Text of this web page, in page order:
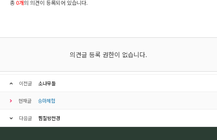
총 0개의 의견이 등록되어 있습니다.
의견글 등록 권한이 없습니다.
이전글 소나무들
현재글 승마체험
다음글 찜질방전경